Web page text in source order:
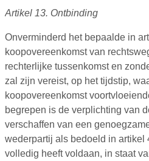
Artikel 13. Ontbinding
Onverminderd het bepaalde in
koopovereenkomst van
rechterlijke tussenkomst en
zal zijn vereist, op het tijdstip,
koopovereenkomst
begrepen is de verplichting van
verschaffen van een
wederpartij als bedoeld in artikel
volledig heeft voldaan, in staat